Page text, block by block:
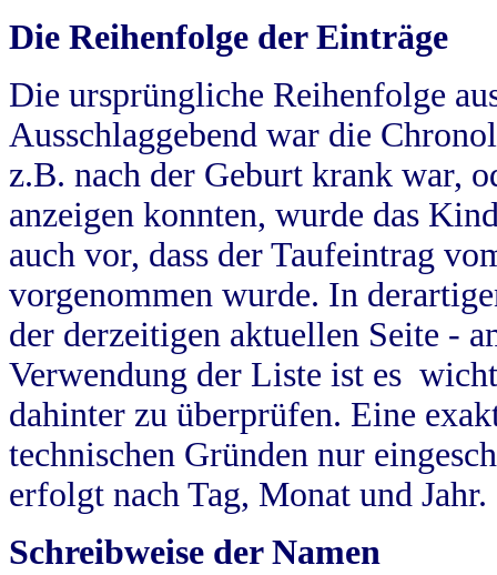
Die Reihenfolge der Einträge
Die ursprüngliche Reihenfolge
Ausschlaggebend war die
z.B. nach der Geburt krank war,
anzeigen konnten, wurde das
auch vor, dass der Taufeintrag
vorgenommen wurde. In
der derzeitigen aktuellen Seite -
Verwendung der Liste ist es
dahinter zu überprüfen. Eine
technischen Gründen nur
erfolgt nach Tag, Monat und Jahr.
Schreibweise der Namen